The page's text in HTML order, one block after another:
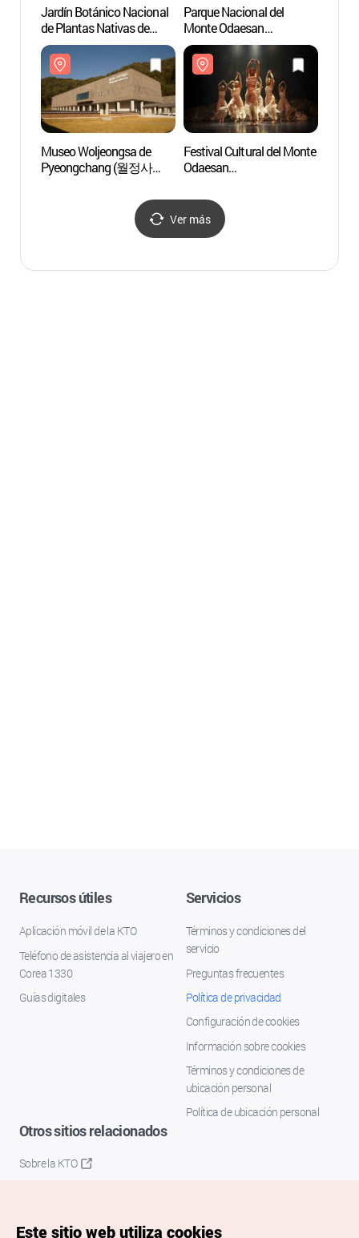
Jardín Botánico Nacional
de Plantas Nativas de
Corea
(국립한국자생식물원)
Parque Nacional del
Monte Odaesan
(오대산국립공원)
Museo Woljeongsa de
Pyeongchang (월정사
Festival Cultural del Monte
Odaesan
Ver más
Recursos útiles
Aplicación móvil de la KTO
Teléfono de asistencia al viajero en
Corea 1330
Guías digitales
Servicios
Términos y condiciones del
servicio
Preguntas frecuentes
Política de privacidad
Configuración de cookies
Información sobre cookies
Términos y condiciones de
ubicación personal
Política de ubicación personal
Otros sitios relacionados
Sobre la KTO
Este sitio web utiliza cookies